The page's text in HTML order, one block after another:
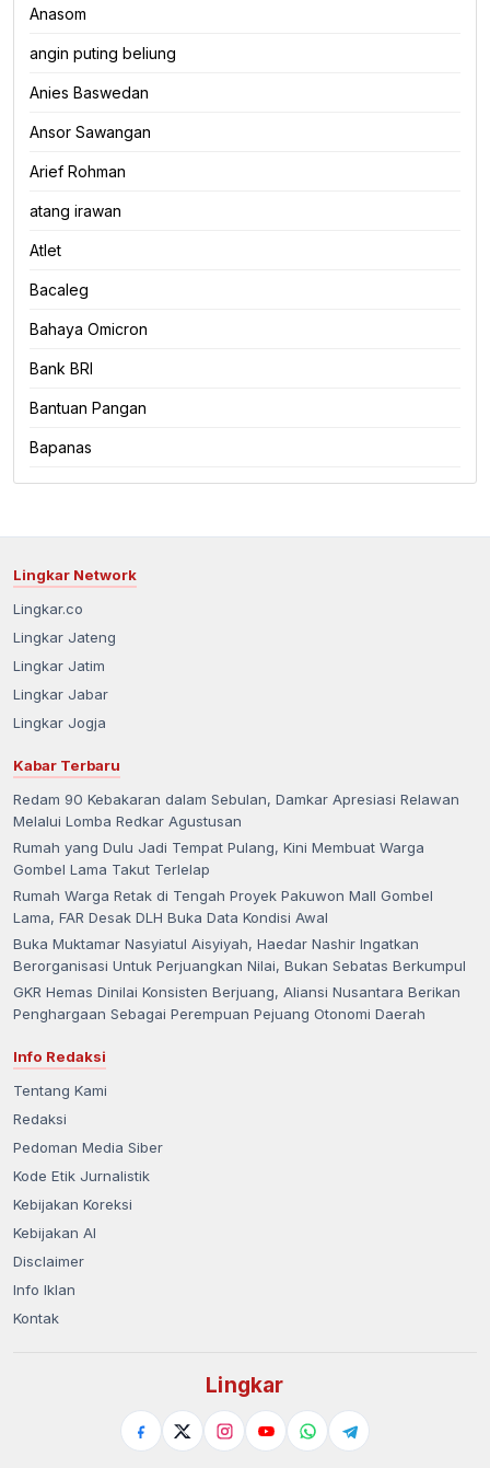
Anasom
angin puting beliung
Anies Baswedan
Ansor Sawangan
Arief Rohman
atang irawan
Atlet
Bacaleg
Bahaya Omicron
Bank BRI
Bantuan Pangan
Bapanas
Lingkar Network
Lingkar.co
Lingkar Jateng
Lingkar Jatim
Lingkar Jabar
Lingkar Jogja
Kabar Terbaru
Redam 90 Kebakaran dalam Sebulan, Damkar Apresiasi Relawan
Melalui Lomba Redkar Agustusan
Rumah yang Dulu Jadi Tempat Pulang, Kini Membuat Warga
Gombel Lama Takut Terlelap
Rumah Warga Retak di Tengah Proyek Pakuwon Mall Gombel
Lama, FAR Desak DLH Buka Data Kondisi Awal
Buka Muktamar Nasyiatul Aisyiyah, Haedar Nashir Ingatkan
Berorganisasi Untuk Perjuangkan Nilai, Bukan Sebatas Berkumpul
GKR Hemas Dinilai Konsisten Berjuang, Aliansi Nusantara Berikan
Penghargaan Sebagai Perempuan Pejuang Otonomi Daerah
Info Redaksi
Tentang Kami
Redaksi
Pedoman Media Siber
Kode Etik Jurnalistik
Kebijakan Koreksi
Kebijakan AI
Disclaimer
Info Iklan
Kontak
Lingkar